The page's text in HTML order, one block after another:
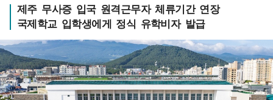
제주 무사증 입국 원격근무자 체류기간 연장
국제학교 입학생에게 정식 유학비자 발급